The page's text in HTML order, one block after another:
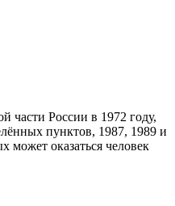
части России в 1972 году,
пунктов, 1987, 1989 и
оказаться человек